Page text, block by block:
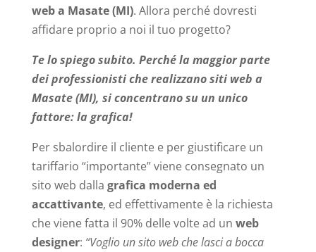
web a Masate (MI). Allora perché dovresti
affidare proprio a noi il tuo progetto?
Te lo spiego subito. Perché la maggior parte
dei professionisti che realizzano siti web a
Masate (MI), si concentrano su un unico
fattore: la grafica!
Per sbalordire il cliente e per giustificare un
tariffario “importante” viene consegnato un
sito web dalla grafica moderna ed
accattivante, ed effettivamente è la richiesta
che viene fatta il 90% delle volte ad un web
designer: “Voglio un sito web che lasci a bocca